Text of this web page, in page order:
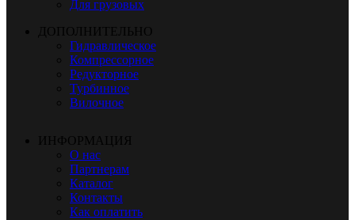
Для грузовых
ДОПОЛНИТЕЛЬНО
Гидравлическое
Компрессорное
Редукторное
Турбинное
Вилочное
ИНФОРМАЦИЯ
О нас
Партнерам
Каталог
Контакты
Как оплатить